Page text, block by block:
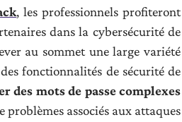
, les professionnels profiteront
dans la cybersécurité de
au sommet une large variété
fonctionnalités de sécurité de
des mots de passe complexes
associés aux attaques